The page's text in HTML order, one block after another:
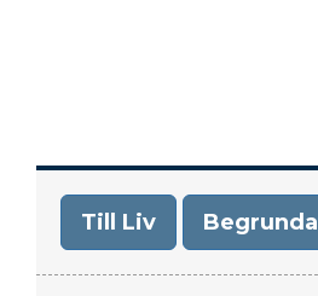
Till Liv Begrunda